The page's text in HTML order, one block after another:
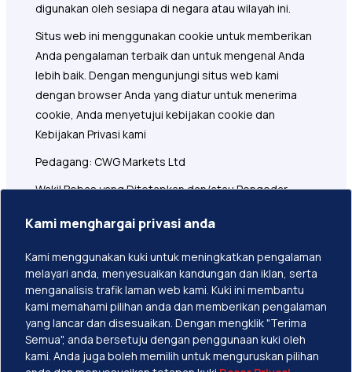
digunakan oleh sesiapa di negara atau wilayah ini.
Situs web ini menggunakan cookie untuk memberikan
Anda pengalaman terbaik dan untuk mengenal Anda
lebih baik. Dengan mengunjungi situs web kami
dengan browser Anda yang diatur untuk menerima
cookie, Anda menyetujui kebijakan cookie dan
Kebijakan Privasi kami
Pedagang: CWG Markets Ltd
Wakil Bebas yang Ditetapkan dan/atau Pengedar
Alamat Didaftarkan: 1276 Kumul Highway, Bangunan
CWG Markets Ltd bertanggungjawab ke atas
pemasaran, pengedaran, dan perkhidmatan
sokongan pelanggan yang berkaitan dengan laman
web ini.
Kami menghargai privasi anda
Kami menggunakan kuki untuk meningkatkan pengalaman
melayari anda, menyesuaikan kandungan dan iklan, serta
menganalisis trafik laman web kami. Kuki ini membantu
kami memahami pilihan anda dan memberikan pengalaman
yang lancar dan disesuaikan. Dengan mengklik "Terima
Semua", anda bersetuju dengan penggunaan kuki oleh
kami. Anda juga boleh memilih untuk menguruskan pilihan